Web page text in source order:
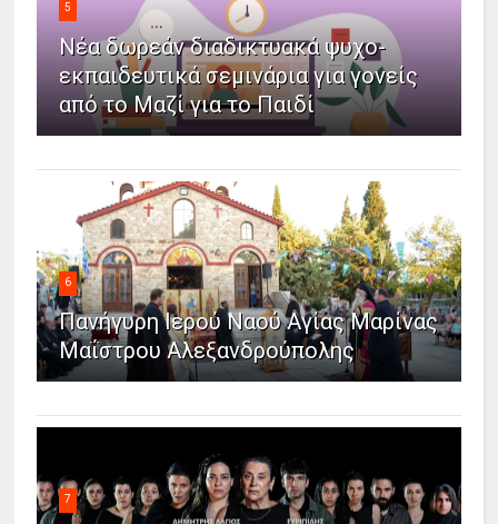
5
Νέα δωρεάν διαδικτυακά ψυχο-
εκπαιδευτικά σεμινάρια για γονείς
από το Μαζί για το Παιδί
6
Πανήγυρη Ιερού Ναού Αγίας Μαρίνας
Μαΐστρου Αλεξανδρούπολης
7